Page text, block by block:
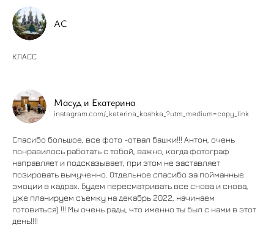
АС
КЛАСС
Масуд и Екатерина
instagram.com/_katerina_koshka_?utm_medium=copy_link
Спасибо большое, все фото -отвал башки!!! Антон, очень
понравилось работать с тобой, важно, когда фотограф
направляет и подсказывает, при этом не заставляет
позировать вымученно. Отдельное спасибо за пойманные
эмоции в кадрах. Будем пересматривать все снова и снова,
уже планируем съемку на декабрь 2022, начинаем
готовиться) !!! Мы очень рады, что именно ты был с нами в этот
день!!!!